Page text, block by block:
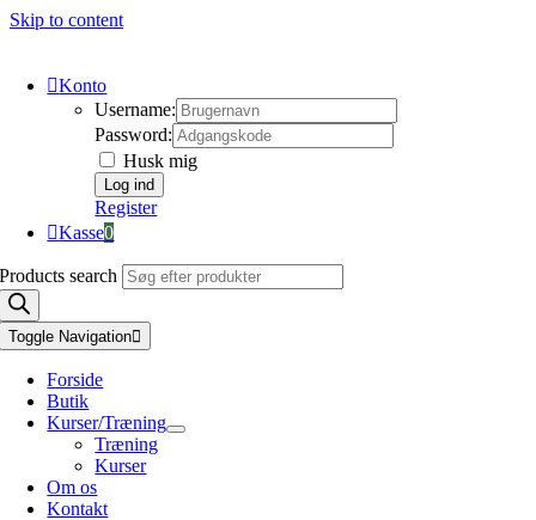
Skip to content
Konto
Username:
Password:
Husk mig
Register
Kasse0
Products search
Toggle Navigation
Forside
Butik
Kurser/Træning
Træning
Kurser
Om os
Kontakt